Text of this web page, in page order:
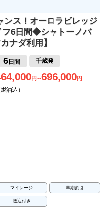
ンス！オーロラビレッジ
フ6日間◆シャトーノバ
ナダ利用】
6日間 千歳発
円～696,000円
燃油込）
マイレージ 早期割引
送迎付き